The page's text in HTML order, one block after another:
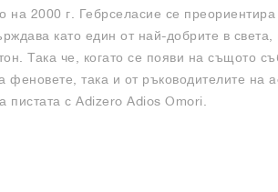
на 2000 г. Гебрселасие се
като един от най-добрите в света,
Така че, когато се появи на същото
феновете, така и от ръководителите на
пистата с Adizero Adios Omori.